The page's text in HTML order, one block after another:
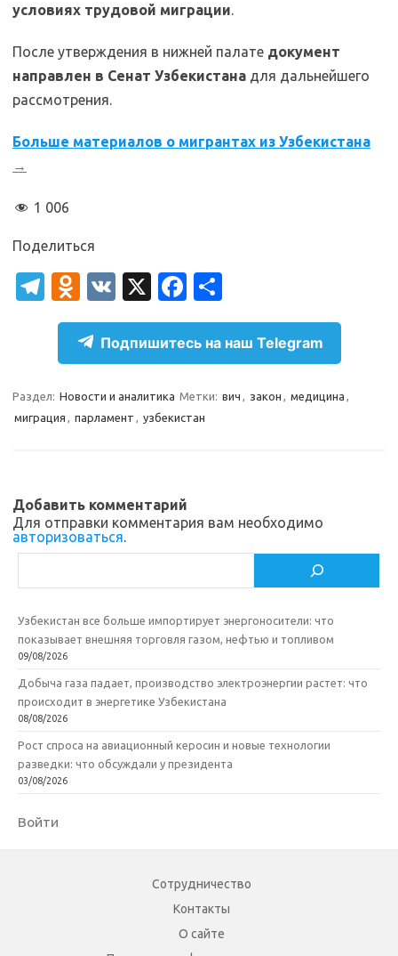
условиях трудовой миграции.
После утверждения в нижней палате документ
направлен в Сенат Узбекистана для дальнейшего
рассмотрения.
Больше материалов о мигрантах из Узбекистана
→
1 006
Поделиться
T
el
gr
a
m
O
d
n
o
kl
as
i
V
K
X
Fa
c
e
b
o
o
т
п
р
а
ь
Подпишитесь на наш Telegram
Раздел: Новости и аналитика Метки: вич , закон , медицина ,
миграция , парламент , узбекистан
Добавить комментарий
Для отправки комментария вам необходимо
авторизоваться.
Узбекистан все больше импортирует энергоносители: что
показывает внешняя торговля газом, нефтью и топливом
09/08/2026
Добыча газа падает, производство электроэнергии растет: что
происходит в энергетике Узбекистана
08/08/2026
Рост спроса на авиационный керосин и новые технологии
разведки: что обсуждали у президента
03/08/2026
Войти
Сотрудничество
Контакты
О сайте